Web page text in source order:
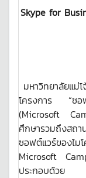
Skype for
มหาวิทยาลัยแม่
โครงการ “ซอฟ
(Microsoft
ศึกษารวมถึงส
ซอฟต์แวร์ของไม
Microsoft
ประกอบด้วย